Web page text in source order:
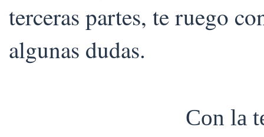
terceras partes, te ruego
algunas dudas.
Con la